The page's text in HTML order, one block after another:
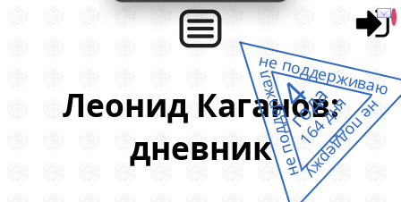
Леонид Каганов:
дневникне поддержал
не поддерживаю
не поддержу
4
года
164 дня